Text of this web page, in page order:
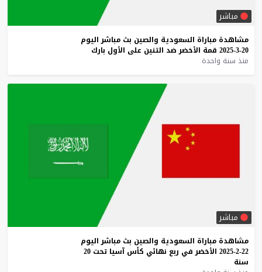
مباشر
مشاهدة مباراة السعودية والصين بث مباشر اليوم
20-3-2025
قمة الأخضر ضد التنين على الأول بارك
منذ سنة واحدة
مباشر
مشاهدة مباراة السعودية والصين بث مباشر اليوم
22-2-2025
الأخضر في ربع نهائي كأس آسيا تحت 20
سنة